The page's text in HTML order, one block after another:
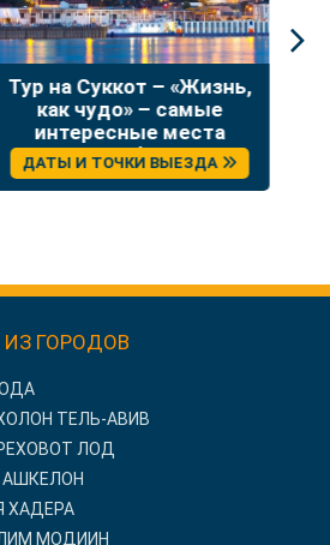
Тур на Суккот – «Жизнь,
как чудо» – самые
интересные места
Сербии
ДАТЫ И ТОЧКИ ВЫЕЗДА
ГОРОДОВ
ТЕЛЬ-АВИВ
ЛОД
ХАДЕРА
МОДИИН